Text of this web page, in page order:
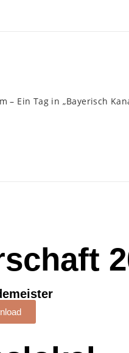
– Ein Tag in „Bayerisch